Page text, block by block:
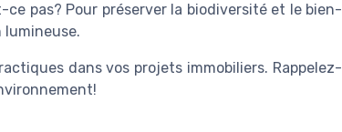
pas? Pour préserver la biodiversité et le bien-
lumineuse.
dans vos projets immobiliers. Rappelez-